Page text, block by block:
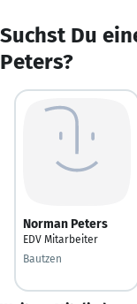
Suchst Du
Peters?
Norman Peters
EDV Mitarbeiter
Bautzen